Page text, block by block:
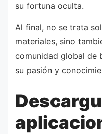
su fortuna oculta.
Al final, no se trata
materiales, sino
comunidad global de
su pasión y